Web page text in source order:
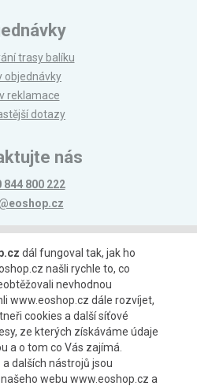
trasy balíku
objednávky
reklamace
dotazy
nás
844 800 222
platby
dopravy
dál fungoval tak, jak ho
našli rychle to, co
nevhodnou
www.eoshop.cz dále rozvíjet,
cookies a další síťové
ze kterých získáváme údaje
a o tom co Vás zajímá.
dalších nástrojů jsou
webu www.eoshop.cz a